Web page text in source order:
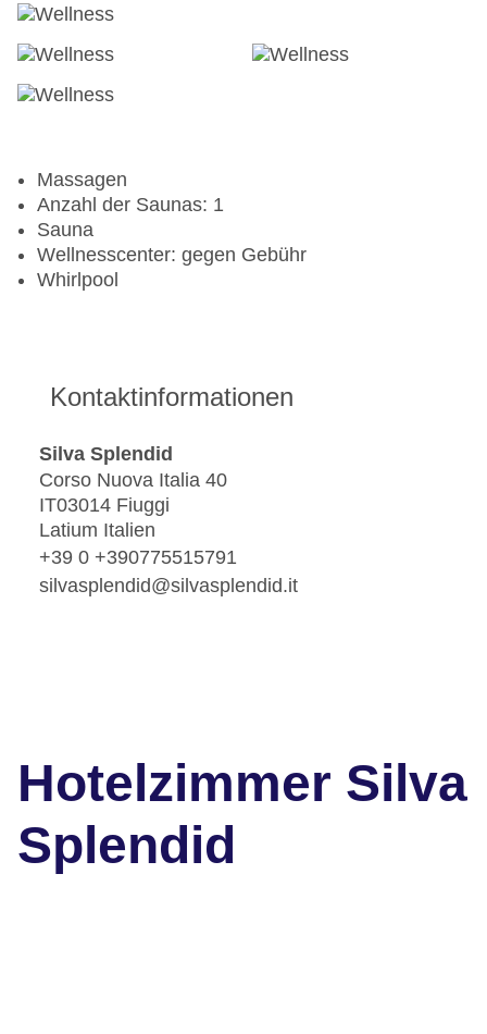
Massagen
Anzahl der Saunas: 1
Sauna
Wellnesscenter: gegen Gebühr
Whirlpool
Kontaktinformationen
Silva Splendid
Corso Nuova Italia 40
IT03014 Fiuggi
Latium Italien
+39 0 +390775515791
silvasplendid@silvasplendid.it
Hotelzimmer Silva
Splendid